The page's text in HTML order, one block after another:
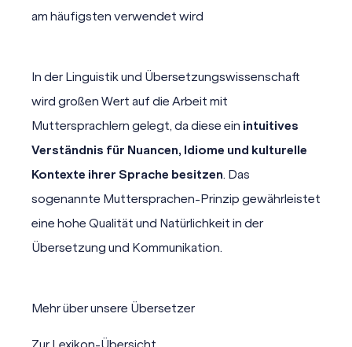
am häufigsten verwendet wird
In der Linguistik und Übersetzungswissenschaft
wird großen Wert auf die Arbeit mit
Muttersprachlern gelegt, da diese ein intuitives
Verständnis für Nuancen, Idiome und kulturelle
Kontexte ihrer Sprache besitzen. Das
sogenannte Muttersprachen-Prinzip gewährleistet
eine hohe Qualität und Natürlichkeit in der
Übersetzung und Kommunikation.
Mehr über unsere Übersetzer
Zur Lexikon-Übersicht